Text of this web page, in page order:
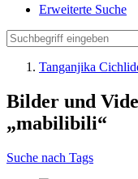
Erweiterte Suche
Tanganjika
Bilder und
„mabilibili“
Suche nach Tags